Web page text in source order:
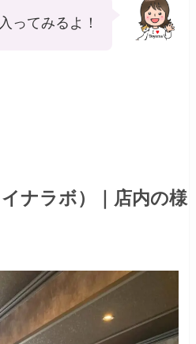
ってみるよ！
ナラボ）｜店内の様